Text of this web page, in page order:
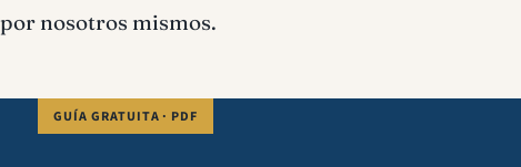
por nosotros mismos.
GUÍA GRATUITA · PDF